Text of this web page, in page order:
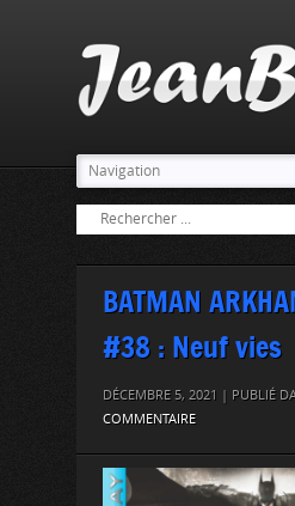
BATMAN
#38 : Neuf vies
DÉCEMBRE 5, 2021 | PUBLIÉ
COMMENTAIRE